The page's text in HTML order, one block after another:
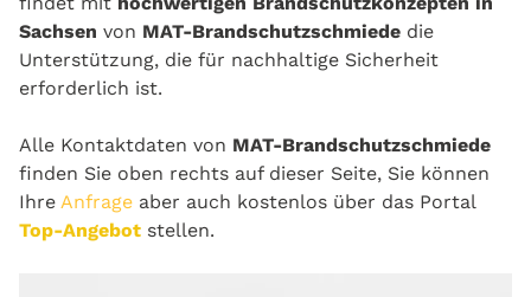
Sachsen von MAT-Brandschutzschmiede die
Unterstützung, die für nachhaltige Sicherheit
erforderlich ist.
Alle Kontaktdaten von MAT-Brandschutzschmiede
finden Sie oben rechts auf dieser Seite, Sie können
Ihre Anfrage aber auch kostenlos über das Portal
Top-Angebot stellen.